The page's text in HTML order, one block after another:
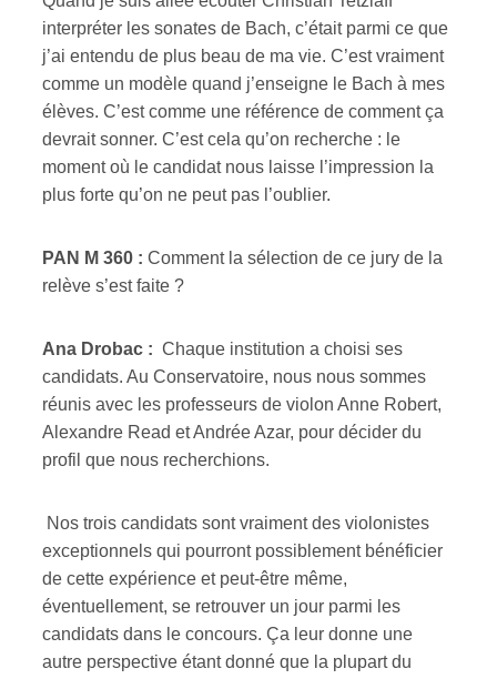
interpréter les sonates de Bach, c’était parmi ce que
j’ai entendu de plus beau de ma vie. C’est vraiment
comme un modèle quand j’enseigne le Bach à mes
élèves. C’est comme une référence de comment ça
devrait sonner. C’est cela qu’on recherche : le
moment où le candidat nous laisse l’impression la
plus forte qu’on ne peut pas l’oublier.
PAN M 360 : Comment la sélection de ce jury de la
relève s’est faite ?
Ana Drobac : Chaque institution a choisi ses
candidats. Au Conservatoire, nous nous sommes
réunis avec les professeurs de violon Anne Robert,
Alexandre Read et Andrée Azar, pour décider du
profil que nous recherchions.
Nos trois candidats sont vraiment des violonistes
exceptionnels qui pourront possiblement bénéficier
de cette expérience et peut-être même,
éventuellement, se retrouver un jour parmi les
candidats dans le concours. Ça leur donne une
autre perspective étant donné que la plupart du